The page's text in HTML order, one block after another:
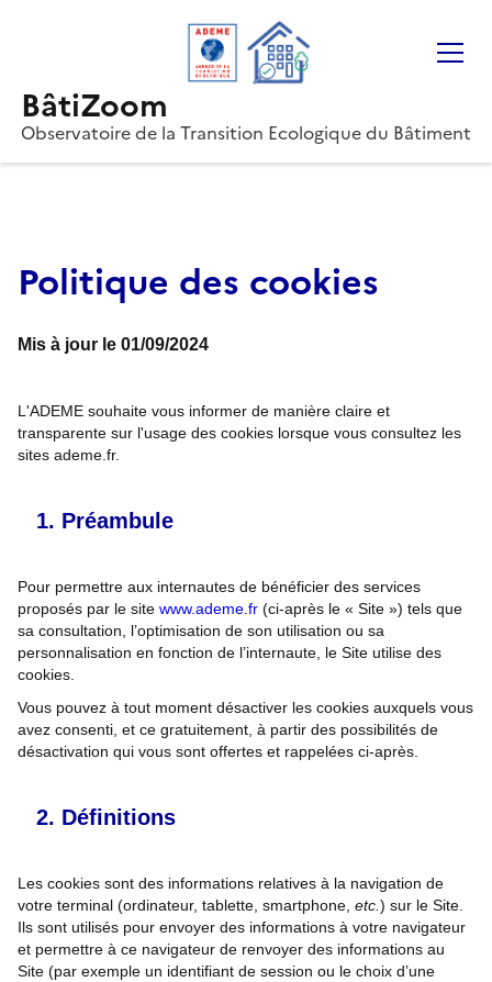
BâtiZoom
Observatoire de la Transition Ecologique du Bâtiment
Politique des cookies
Mis à jour le 01/09/2024
L'ADEME souhaite vous informer de manière claire et
transparente sur l'usage des cookies lorsque vous consultez les
sites ademe.fr.
Préambule
Pour permettre aux internautes de bénéficier des services
proposés par le site www.ademe.fr (ci-après le « Site ») tels que
sa consultation, l’optimisation de son utilisation ou sa
personnalisation en fonction de l’internaute, le Site utilise des
cookies.
Vous pouvez à tout moment désactiver les cookies auxquels vous
avez consenti, et ce gratuitement, à partir des possibilités de
désactivation qui vous sont offertes et rappelées ci-après.
Définitions
Les cookies sont des informations relatives à la navigation de
votre terminal (ordinateur, tablette, smartphone, etc. ) sur le Site.
Ils sont utilisés pour envoyer des informations à votre navigateur
et permettre à ce navigateur de renvoyer des informations au
Site (par exemple un identifiant de session ou le choix d’une